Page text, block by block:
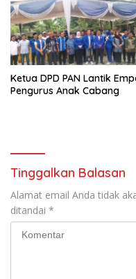
Ketua DPD PAN Lantik
Pengurus Anak Cabang
Tinggalkan Balasan
Alamat email Anda tidak
ditandai *